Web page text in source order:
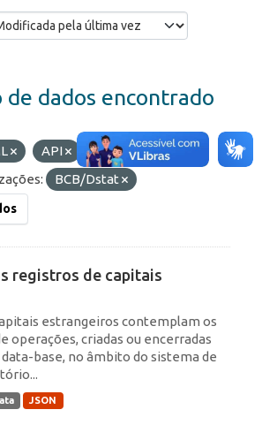
de dados encontrado
API Etiquetas:
RDE
BCB/Dstat
registros de capitais
estrangeiros contemplam os
operações, criadas ou encerradas
base, no âmbito do sistema de
JSON